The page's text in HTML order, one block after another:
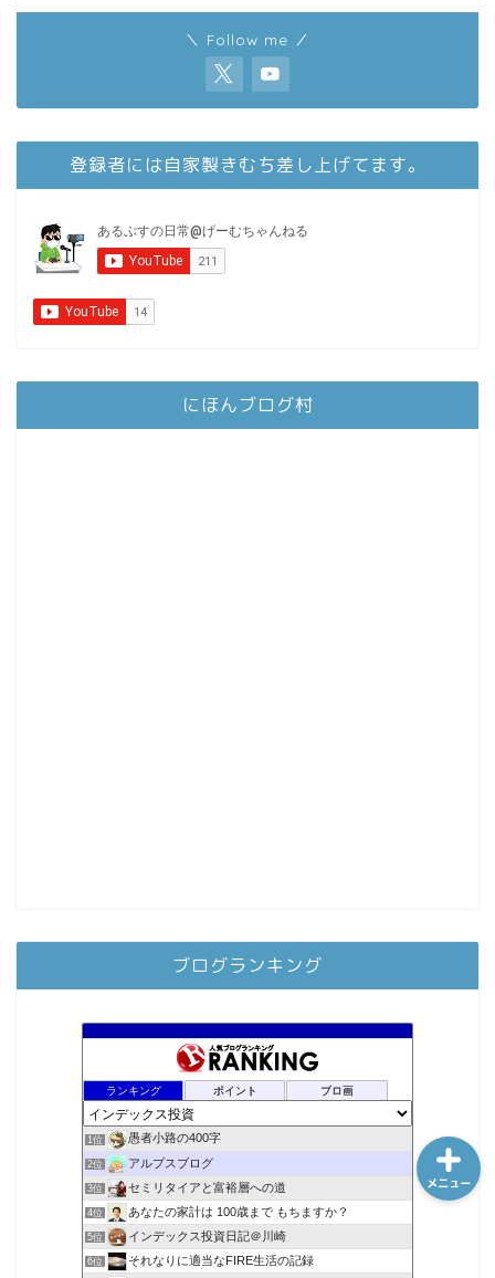
＼ Follow me ／
登録者には自家製きむち差し上げてます。
にほんブログ村
ブログランキング
ランキング ポイント ブロ画
1位 愚者小路の400字
2位 アルプスブログ
3位 セミリタイアと富裕層への道
4位 あなたの家計は 100歳まで もちますか？
5位 インデックス投資日記＠川崎
6位 それなりに適当なFIRE生活の記録
メニュー
趣味